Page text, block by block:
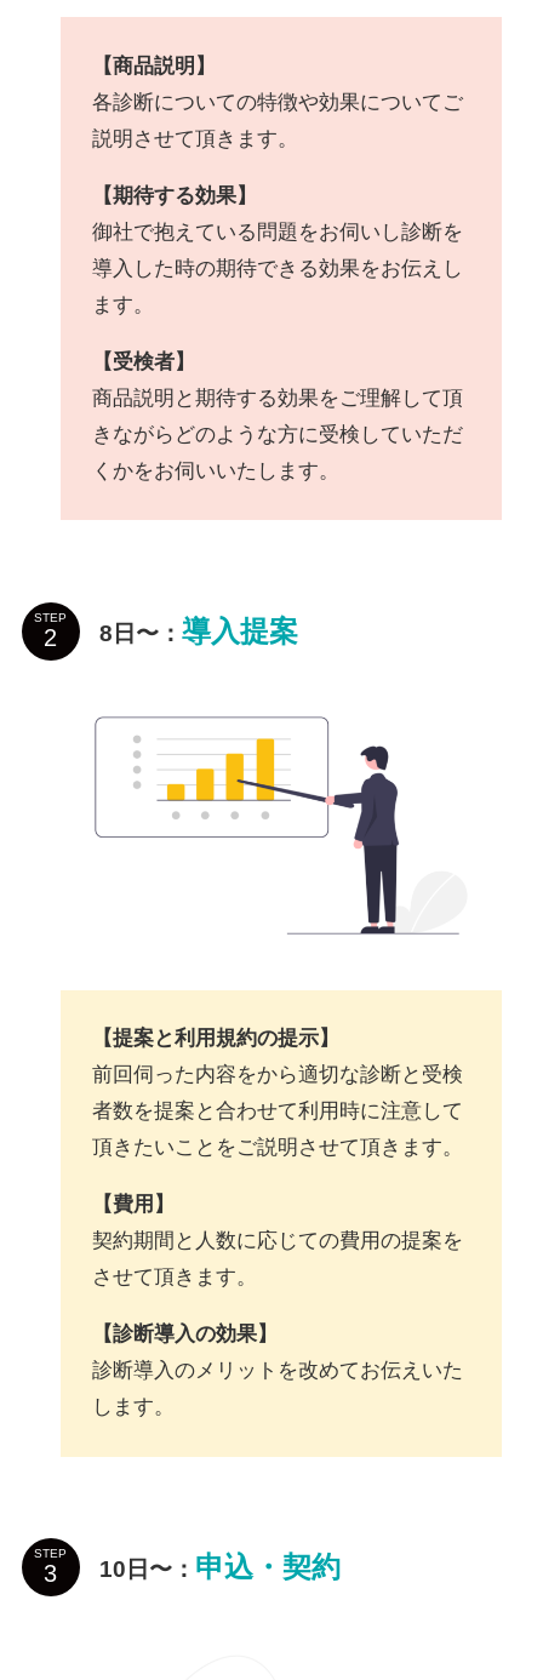
【商品説明】
各診断についての特徴や効果についてご
説明させて頂きます。
【期待する効果】
御社で抱えている問題をお伺いし診断を
導入した時の期待できる効果をお伝えし
ます。
【受検者】
商品説明と期待する効果をご理解して頂
きながらどのような方に受検していただ
くかをお伺いいたします。
STEP
8日〜： 導入提案
【提案と利用規約の提示】
前回伺った内容をから適切な診断と受検
者数を提案と合わせて利用時に注意して
頂きたいことをご説明させて頂きます。
【費用】
契約期間と人数に応じての費用の提案を
させて頂きます。
【診断導入の効果】
診断導入のメリットを改めてお伝えいた
します。
STEP
10日〜： 申込・契約